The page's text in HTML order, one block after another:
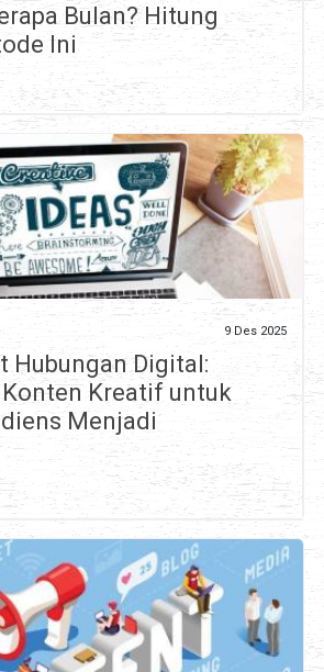
Bulan? Hitung
Ini
9 Des 2025
Hubungan Digital:
Kreatif untuk
Menjadi